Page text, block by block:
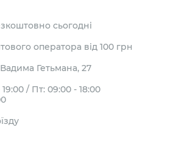
сьогодні
оператора від 100 грн
Гетьмана, 27
/ Пт: 09:00 - 18:00